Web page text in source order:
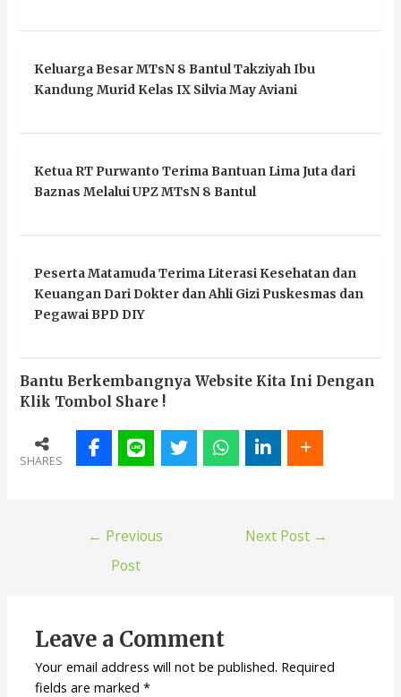
Keluarga Besar MTsN 8 Bantul Takziyah Ibu
Kandung Murid Kelas IX Silvia May Aviani
Ketua RT Purwanto Terima Bantuan Lima Juta dari
Baznas Melalui UPZ MTsN 8 Bantul
Peserta Matamuda Terima Literasi Kesehatan dan
Keuangan Dari Dokter dan Ahli Gizi Puskesmas dan
Pegawai BPD DIY
Bantu Berkembangnya Website Kita Ini Dengan
Klik Tombol Share !
SHARES
← Previous
Post
Next Post →
Leave a Comment
Your email address will not be published. Required
fields are marked*